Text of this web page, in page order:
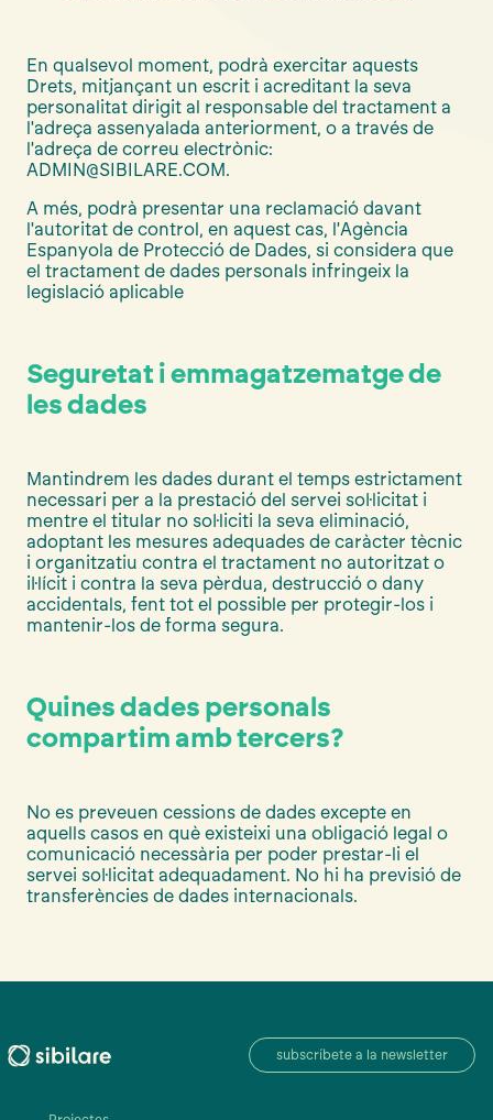
En qualsevol moment, podrà exercitar aquests
Drets, mitjançant un escrit i acreditant la seva
personalitat dirigit al responsable del tractament a
l'adreça assenyalada anteriorment, o a través de
l'adreça de correu electrònic:
ADMIN@SIBILARE.COM.
A més, podrà presentar una reclamació davant
l'autoritat de control, en aquest cas, l'Agència
Espanyola de Protecció de Dades, si considera que
el tractament de dades personals infringeix la
legislació aplicable
Seguretat i emmagatzematge de
les dades
Mantindrem les dades durant el temps estrictament
necessari per a la prestació del servei sol·licitat i
mentre el titular no sol·liciti la seva eliminació,
adoptant les mesures adequades de caràcter tècnic
i organitzatiu contra el tractament no autoritzat o
il·lícit i contra la seva pèrdua, destrucció o dany
accidentals, fent tot el possible per protegir-los i
mantenir-los de forma segura.
Quines dades personals
compartim amb tercers?
No es preveuen cessions de dades excepte en
aquells casos en què existeixi una obligació legal o
comunicació necessària per poder prestar-li el
servei sol·licitat adequadament. No hi ha previsió de
transferències de dades internacionals.
subscríbete a la newsletter